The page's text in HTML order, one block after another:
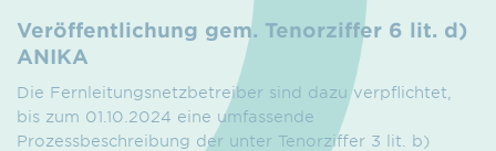
Veröffentlichung gem. Tenorziffer 6 lit. d)
ANIKA
Die Fernleitungsnetzbetreiber sind dazu verpflichtet,
bis zum 01.10.2024 eine umfassende
Prozessbeschreibung der unter Tenorziffer 3 lit. b)